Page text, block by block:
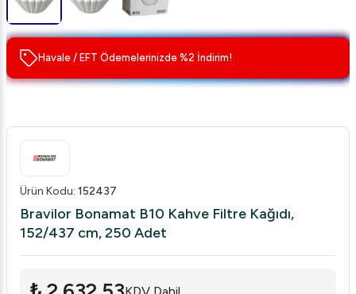
Havale / EFT Ödemelerinizde %2 İndirim!
Ürün Kodu: 152437
Bravilor Bonamat B10 Kahve Filtre Kağıdı,
152/437 cm, 250 Adet
KDV Dahil